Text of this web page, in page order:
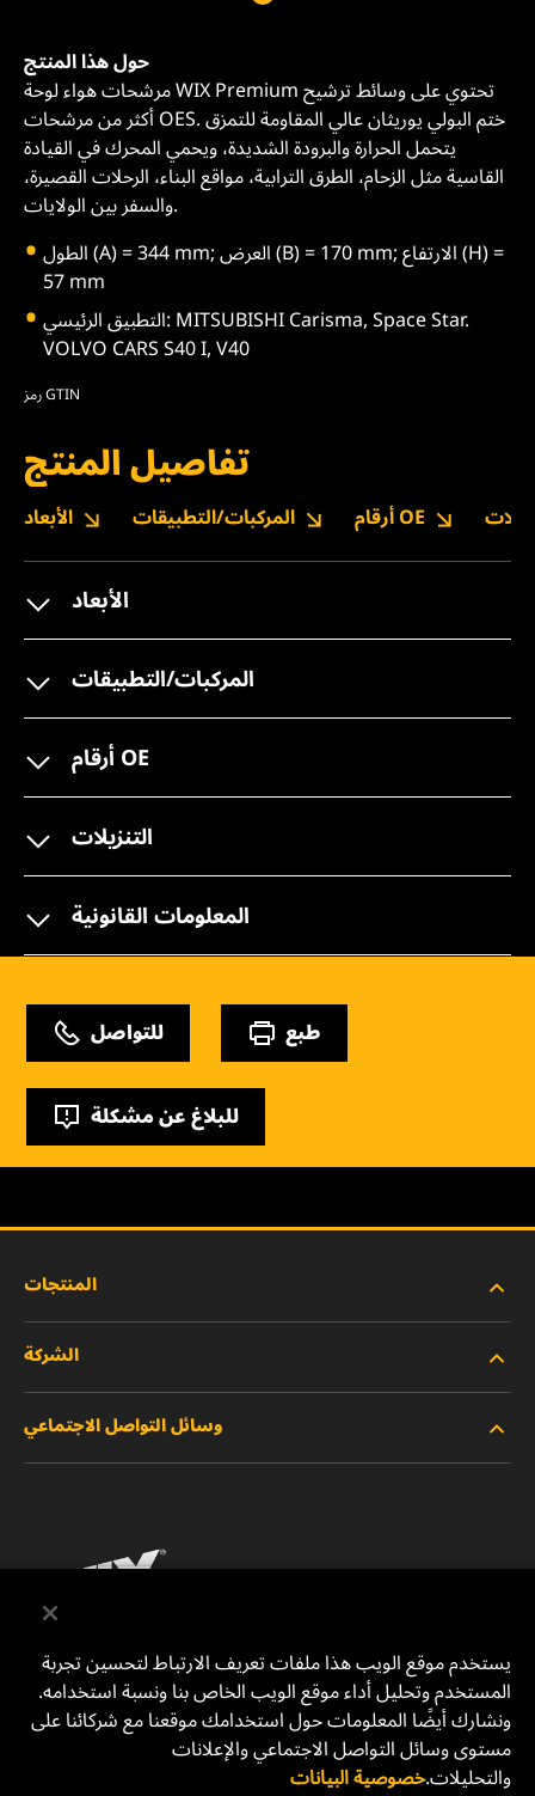
حول هذا المنتج
مرشحات هواء لوحة WIX Premium تحتوي على وسائط ترشيح
أكثر من مرشحات OES. ختم البولي يوريثان عالي المقاومة للتمزق
يتحمل الحرارة والبرودة الشديدة، ويحمي المحرك في القيادة
القاسية مثل الزحام، الطرق الترابية، مواقع البناء، الرحلات القصيرة،
والسفر بين الولايات.
الطول (A) = 344 mm; العرض (B) = 170 mm; الارتفاع (H) =
57 mm
التطبيق الرئيسي: MITSUBISHI Carisma, Space Star.
VOLVO CARS S40 I, V40
رمز GTIN
تفاصيل المنتج
الأبعاد المركبات/التطبيقات أرقام OE
الأبعاد
المركبات/التطبيقات
أرقام OE
التنزيلات
المعلومات القانونية
للتواصل طبع
للبلاغ عن مشكلة
المنتجات
المنتجات الجديدة
المنتجات المتوقفة/المستبدلة
الشركة
الوظائف
إشعار قانوني
الطباعة
للتواصل معنا
وسائل التواصل الاجتماعي
يوتيوب
MANN+HUMMEL Middle East FZE
DAFZA (Dubai Airport Free Zone)
يستخدم موقع الويب هذا ملفات تعريف الارتباط لتحسين تجربة
المستخدم وتحليل أداء موقع الويب الخاص بنا ونسبة استخدامه.
ونشارك أيضًا المعلومات حول استخدامك موقعنا مع شركائنا على
مستوى وسائل التواصل الاجتماعي والإعلانات
والتحليلات.خصوصية البيانات